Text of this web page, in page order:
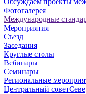
Обсуждаем проекты
Фотогалерея
Международные
Мероприятия
Съезд
Заседания
Круглые столы
Вебинары
Семинары
Региональные
Центральный совет